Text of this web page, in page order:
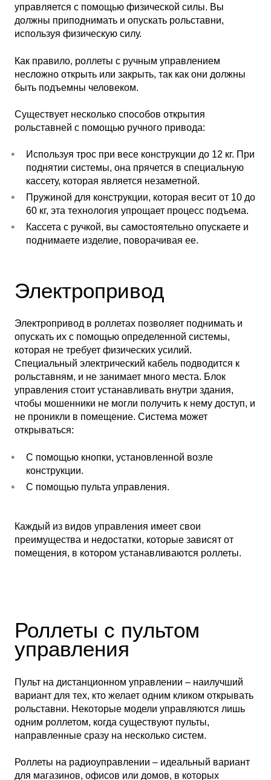
управляется с помощью физической силы. Вы
должны приподнимать и опускать рольставни,
используя физическую силу.
Как правило, роллеты с ручным управлением
несложно открыть или закрыть, так как они должны
быть подъемны человеком.
Существует несколько способов открытия
рольставней с помощью ручного привода:
Используя трос при весе конструкции до 12 кг. При
поднятии системы, она прячется в специальную
кассету, которая является незаметной.
Пружиной для конструкции, которая весит от 10 до
60 кг, эта технология упрощает процесс подъема.
Кассета с ручкой, вы самостоятельно опускаете и
поднимаете изделие, поворачивая ее.
Электропривод
Электропривод в роллетах позволяет поднимать и
опускать их с помощью определенной системы,
которая не требует физических усилий.
Специальный электрический кабель подводится к
рольставням, и не занимает много места. Блок
управления стоит устанавливать внутри здания,
чтобы мошенники не могли получить к нему доступ, и
не проникли в помещение. Система может
открываться:
С помощью кнопки, установленной возле
конструкции.
С помощью пульта управления.
Каждый из видов управления имеет свои
преимущества и недостатки, которые зависят от
помещения, в котором устанавливаются роллеты.
Роллеты с пультом
управления
Пульт на дистанционном управлении – наилучший
вариант для тех, кто желает одним кликом открывать
рольставни. Некоторые модели управляются лишь
одним роллетом, когда существуют пульты,
направленные сразу на несколько систем.
Роллеты на радиоуправлении – идеальный вариант
для магазинов, офисов или домов, в которых